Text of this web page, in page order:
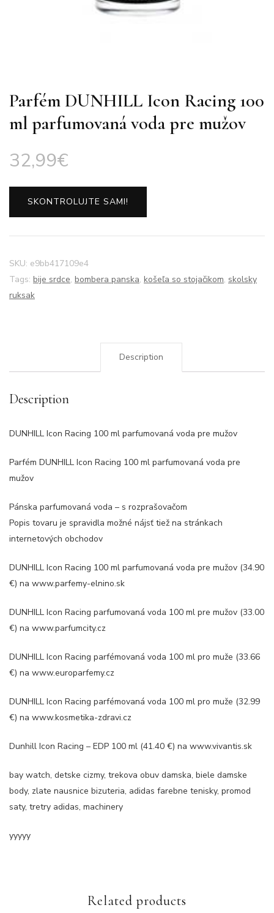
Parfém DUNHILL Icon Racing 100
ml parfumovaná voda pre mužov
32,99€
SKONTROLUJTE SAMI!
SKU: e9bb417109e4
Tags: bije srdce, bombera panska, košeľa so stojačikom, skolsky
ruksak
Description
Description
DUNHILL Icon Racing 100 ml parfumovaná voda pre mužov
Parfém DUNHILL Icon Racing 100 ml parfumovaná voda pre
mužov
Pánska parfumovaná voda – s rozprašovačom
Popis tovaru je spravidla možné nájsť tiež na stránkach
internetových obchodov
DUNHILL Icon Racing 100 ml parfumovaná voda pre mužov (34.90
€) na www.parfemy-elnino.sk
DUNHILL Icon Racing parfumovaná voda 100 ml pre mužov (33.00
€) na www.parfumcity.cz
DUNHILL Icon Racing parfémovaná voda 100 ml pro muže (33.66
€) na www.europarfemy.cz
DUNHILL Icon Racing parfémovaná voda 100 ml pro muže (32.99
€) na www.kosmetika-zdravi.cz
Dunhill Icon Racing – EDP 100 ml (41.40 €) na www.vivantis.sk
bay watch, detske cizmy, trekova obuv damska, biele damske
body, zlate nausnice bizuteria, adidas farebne tenisky, promod
saty, tretry adidas, machinery
yyyyy
Related products